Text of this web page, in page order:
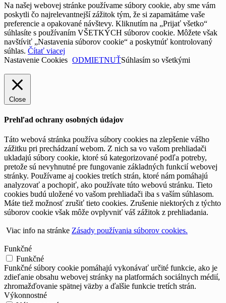
Na našej webovej stránke používame súbory cookie, aby sme vám
poskytli čo najrelevantnejší zážitok tým, že si zapamätáme vaše
preferencie a opakované návštevy. Kliknutím na „Prijať všetko“
súhlasíte s používaním VŠETKÝCH súborov cookie. Môžete však
navštíviť „Nastavenia súborov cookie“ a poskytnúť kontrolovaný
súhlas. Čítať viacej
Nastavenie Cookies ODMIETNUŤSúhlasím so všetkými
Close
Prehľad ochrany osobných údajov
Táto webová stránka používa súbory cookies na zlepšenie vášho
zážitku pri prechádzaní webom. Z nich sa vo vašom prehliadači
ukladajú súbory cookie, ktoré sú kategorizované podľa potreby,
pretože sú nevyhnutné pre fungovanie základných funkcií webovej
stránky. Používame aj cookies tretích strán, ktoré nám pomáhajú
analyzovať a pochopiť, ako používate túto webovú stránku. Tieto
cookies budú uložené vo vašom prehliadači iba s vaším súhlasom.
Máte tiež možnosť zrušiť tieto cookies. Zrušenie niektorých z týchto
súborov cookie však môže ovplyvniť váš zážitok z prehliadania.
Viac info na stránke Zásady používania súborov cookies.
Funkčné
Funkčné
Funkčné súbory cookie pomáhajú vykonávať určité funkcie, ako je
zdieľanie obsahu webovej stránky na platformách sociálnych médií,
zhromažďovanie spätnej väzby a ďalšie funkcie tretích strán.
Výkonnostné